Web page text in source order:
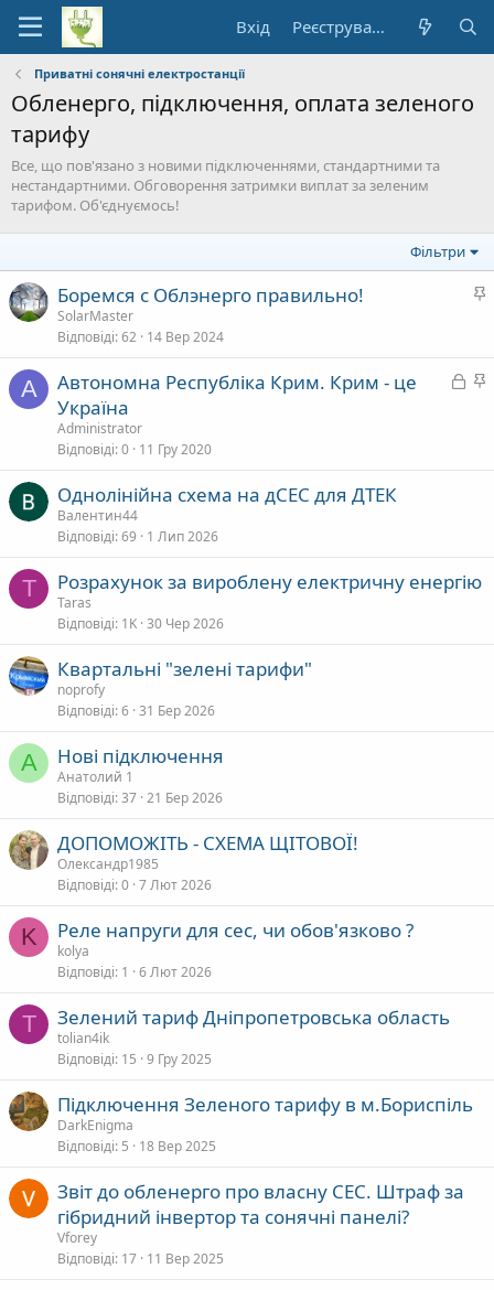
Вхід Реєстрування
Приватні сонячні електростанції
Обленерго, підключення, оплата зеленого
тарифу
Все, що пов'язано з новими підключеннями, стандартними та
нестандартними. Обговорення затримки виплат за зеленим
тарифом. Об'єднуємось!
Фільтри
З
і
Боремся с Облэнерго правильно!
SolarMaster
Відповіді 62 14 Вер 2024
A
З
З
Автономна Республіка Крим. Крим - це
Україна
Administrator
Відповіді 0 11 Гру 2020
Однолінійна схема на дСЕС для ДТЕК
Валентин44
Відповіді 69 1 Лип 2026
T Розрахунок за вироблену електричну енергію
Taras
Відповіді 1K 30 Чер 2026
Квартальні "зелені тарифи"
noprofy
Відповіді 6 31 Бер 2026
А Нові підключення
Анатолий 1
Відповіді 37 21 Бер 2026
ДОПОМОЖІТЬ - СХЕМА ЩІТОВОЇ!
Олександр1985
Відповіді 0 7 Лют 2026
K Реле напруги для сес, чи обов'язково ?
kolya
Відповіді 1 6 Лют 2026
T Зелений тариф Дніпропетровська область
tolian4ik
Відповіді 15 9 Гру 2025
Підключення Зеленого тарифу в м.Бориспіль
DarkEnigma
Відповіді 5 18 Вер 2025
Звіт до обленерго про власну СЕС. Штраф за
гібридний інвертор та сонячні панелі?
Vforey
Відповіді 17 11 Вер 2025